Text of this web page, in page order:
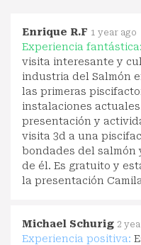
Enrique R.F 1 year ago
Experiencia fantástica:
visita interesante y
industria del Salmón
las primeras
instalaciones
presentación y
visita 3d a una
bondades del salmón
de él. Es gratuito y
la presentación
Michael Schurig 2
Experiencia positiva: